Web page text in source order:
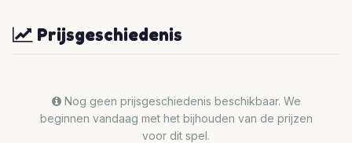
Prijsgeschiedenis
Nog geen prijsgeschiedenis beschikbaar. We
beginnen vandaag met het bijhouden van de prijzen
voor dit spel.